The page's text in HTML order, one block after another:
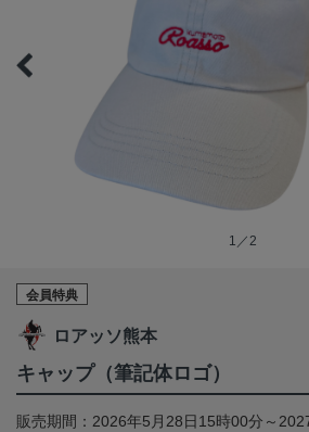
1／2
会員特典
ロアッソ熊本
キャップ（筆記体ロゴ）
販売期間：2026年5月28日15時00分～